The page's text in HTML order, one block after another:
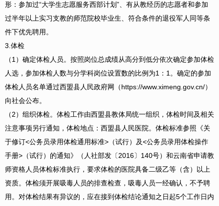
形：参加过“大学生志愿服务西部计划”、有从教经历的志愿者和参加
过半年以上实习支教的师范院校毕业生、符合条件的退役军人同等条
件下优先聘用。
3.体检
（1）确定体检人员。按照岗位总成绩从高分到低分依次确定参加体检
人选，参加体检人数与分学科岗位设置数的比例为1：1。确定的参加
体检人员名单通过西盟县人民政府网（https://www.ximeng.gov.cn/）
向社会公布。
（2）组织体检。体检工作由西盟县教体局统一组织，体检时间及相关
注意事项另行通知，体检地点：西盟县人民医院。体检标准参照《关
于修订<公务员录用体检通用标准>（试行）及<公务员录用体检操作
手册>（试行）的通知》（人社部发〔2016〕140号）和云南省申请教
师资格人员体检标准执行，要求体检的医院具备二级乙等（含）以上
资质。体检须开展吸毒人员的排查检查，吸毒人员一经确认，不予聘
用。对体检结果有异议的，应在接到体检结论通知之日起5个工作日内